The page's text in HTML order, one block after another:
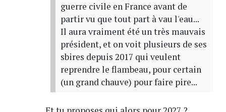
guerre civile en France avant de
partir vu que tout part à vau l'eau...
Il aura vraiment été un très mauvais
président, et on voit plusieurs de ses
sbires depuis 2017 qui veulent
reprendre le flambeau, pour certain
(un grand chauve) pour faire pire...